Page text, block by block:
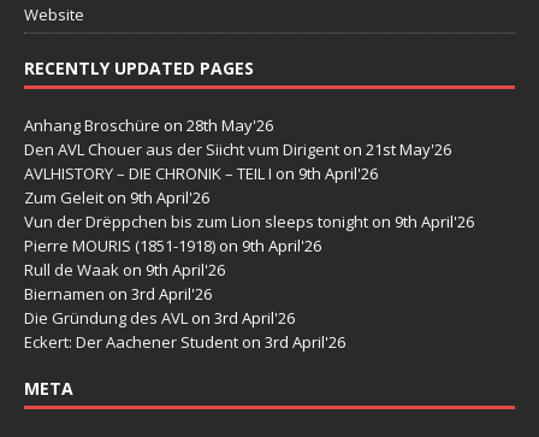
Website
RECENTLY UPDATED PAGES
Anhang Broschüre on 28th May'26
Den AVL Chouer aus der Siicht vum Dirigent on 21st May'26
AVLHISTORY – DIE CHRONIK – TEIL I on 9th April'26
Zum Geleit on 9th April'26
Vun der Drëppchen bis zum Lion sleeps tonight on 9th April'26
Pierre MOURIS (1851-1918) on 9th April'26
Rull de Waak on 9th April'26
Biernamen on 3rd April'26
Die Gründung des AVL on 3rd April'26
Eckert: Der Aachener Student on 3rd April'26
META